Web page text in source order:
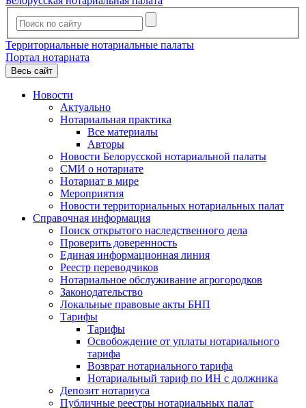
Территориальные нотариальные палаты
Портал нотариата
Весь сайт
Новости
Актуально
Нотариальная практика
Все материалы
Авторы
Новости Белорусской нотариальной палаты
СМИ о нотариате
Нотариат в мире
Мероприятия
Новости территориальных нотариальных палат
Справочная информация
Поиск открытого наследственного дела
Проверить доверенность
Единая информационная линия
Реестр переводчиков
Нотариальное обслуживание агрогородков
Законодательство
Локальные правовые акты БНП
Тарифы
Тарифы
Освобождение от уплаты нотариального
тарифа
Возврат нотариального тарифа
Нотариальный тариф по ИН с должника
Депозит нотариуса
Публичные реестры нотариальных палат